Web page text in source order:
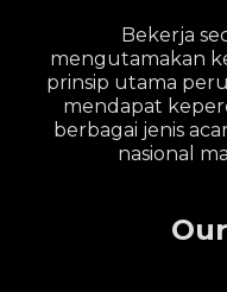
Bekerja
mengutamakan
prinsip utama
mendapat
berbagai jenis
nasional